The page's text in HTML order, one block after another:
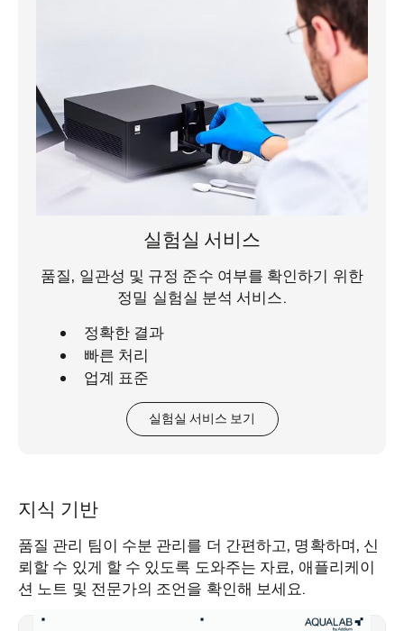
실험실 서비스
품질, 일관성 및 규정 준수 여부를 확인하기 위한
정밀 실험실 분석 서비스.
정확한 결과
빠른 처리
업계 표준
실험실 서비스 보기
지식 기반
품질 관리 팀이 수분 관리를 더 간편하고, 명확하며, 신
뢰할 수 있게 할 수 있도록 도와주는 자료, 애플리케이
션 노트 및 전문가의 조언을 확인해 보세요.